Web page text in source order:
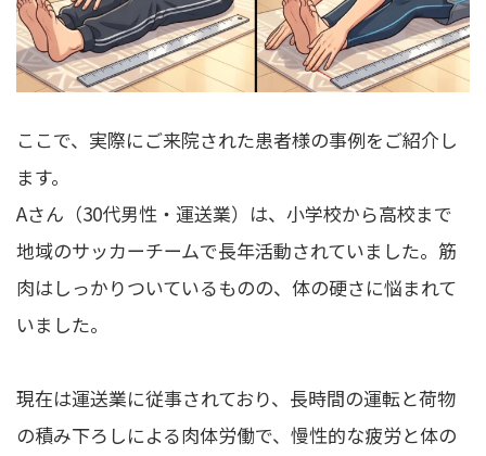
ここで、実際にご来院された患者様の事例をご紹介し
ます。
Aさん（30代男性・運送業）は、小学校から高校まで
地域のサッカーチームで長年活動されていました。筋
肉はしっかりついているものの、体の硬さに悩まれて
いました。
現在は運送業に従事されており、長時間の運転と荷物
の積み下ろしによる肉体労働で、慢性的な疲労と体の